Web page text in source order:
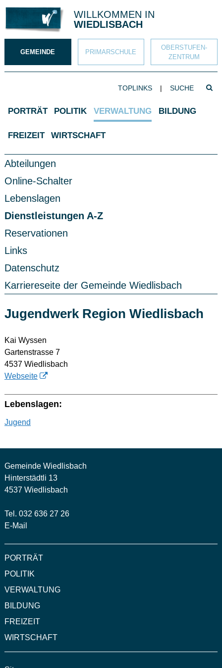
Direkt zum Inhalt springen
WILLKOMMEN IN
WIEDLISBACH
GEMEINDE PRIMAR­SCHULE
OBERSTUFEN­
ZENTRUM
SUCHBEGRIFF
TOPLINKS |
Hauptnavigation
PORTRÄT POLITIK VERWALTUNG BILDUNG
FREIZEIT WIRTSCHAFT
Subnavigation
Abteilungen
Online-Schalter
Lebenslagen
Dienstleistungen A-Z
Reservationen
Links
Datenschutz
Karriereseite der Gemeinde Wiedlisbach
Jugendwerk Region Wiedlisbach
Kai Wyssen
Gartenstrasse 7
4537 Wiedlisbach
Webseite
Lebenslagen:
Jugend
Gemeinde Wiedlisbach
Hinterstädtli 13
4537 Wiedlisbach
Tel. 032 636 27 26
E-Mail
PORTRÄT
POLITIK
VERWALTUNG
BILDUNG
FREIZEIT
WIRTSCHAFT